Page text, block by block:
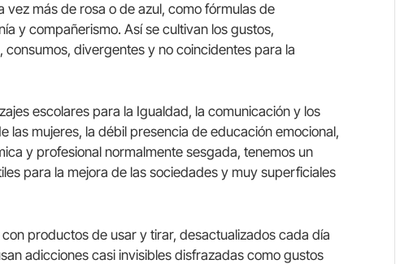
vez más de rosa o de azul, como fórmulas de
y compañerismo. Así se cultivan los gustos,
divergentes y no coincidentes para la
escolares para la Igualdad, la comunicación y los
las mujeres, la débil presencia de educación emocional,
y profesional normalmente sesgada, tenemos un
para la mejora de las sociedades y muy superficiales
productos de usar y tirar, desactualizados cada día
adicciones casi invisibles disfrazadas como gustos